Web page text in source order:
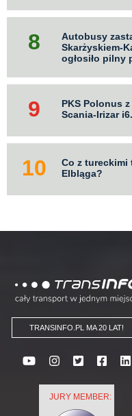
Autobusy
Skarżyskiem-
ogłosiło pilny
PKS Polonus
Scania-Irizar
Co z tureckimi
Elbląga?
Logo
TRANSINFO.PL MA 20 LAT!
JURY MEMBER: